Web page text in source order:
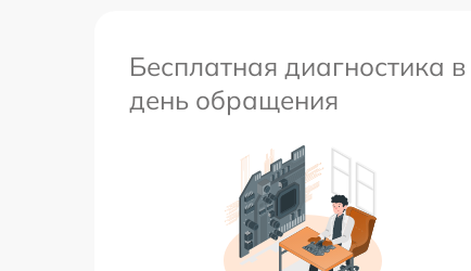
Бесплатная диагностика в
день обращения